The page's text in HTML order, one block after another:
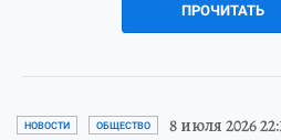
ПРОЧИТАТЬ
НОВОСТИ ОБЩЕСТВО 8 июля 2026